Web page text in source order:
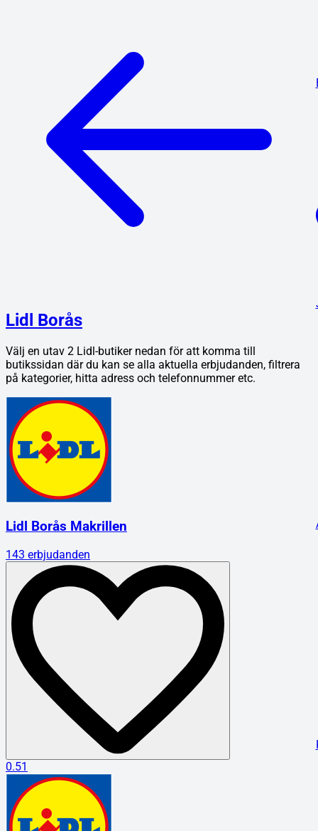
Lidl Borås
Välj en utav 2 Lidl-butiker nedan för att komma till
butikssidan där du kan se alla aktuella erbjudanden, filtrera
på kategorier, hitta adress och telefonnummer etc.
Lidl Borås Makrillen
143 erbjudanden
0.51